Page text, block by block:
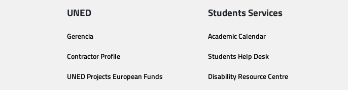
UNED
Gerencia
Contractor Profile
UNED Projects European Funds
Students Services
Academic Calendar
Students Help Desk
Disability Resource Centre